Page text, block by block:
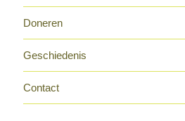
Doneren
Geschiedenis
Contact